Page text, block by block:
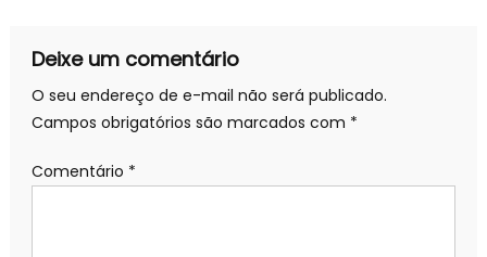
Deixe um comentário
O seu endereço de e-mail não será publicado.
Campos obrigatórios são marcados com *
Comentário *